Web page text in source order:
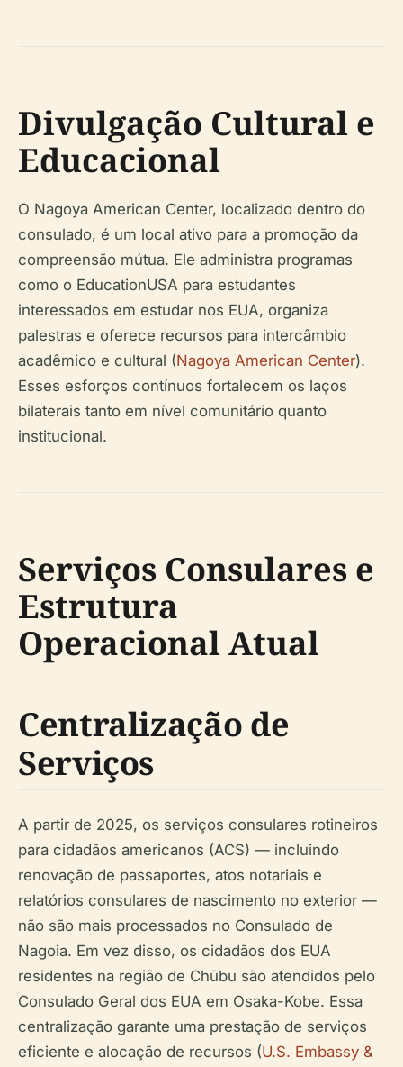
Divulgação Cultural e
Educacional
O Nagoya American Center, localizado dentro do
consulado, é um local ativo para a promoção da
compreensão mútua. Ele administra programas
como o EducationUSA para estudantes
interessados em estudar nos EUA, organiza
palestras e oferece recursos para intercâmbio
acadêmico e cultural (Nagoya American Center).
Esses esforços contínuos fortalecem os laços
bilaterais tanto em nível comunitário quanto
institucional.
Serviços Consulares e
Estrutura
Operacional Atual
Centralização de
Serviços
A partir de 2025, os serviços consulares rotineiros
para cidadãos americanos (ACS) — incluindo
renovação de passaportes, atos notariais e
relatórios consulares de nascimento no exterior —
não são mais processados no Consulado de
Nagoia. Em vez disso, os cidadãos dos EUA
residentes na região de Chūbu são atendidos pelo
Consulado Geral dos EUA em Osaka-Kobe. Essa
centralização garante uma prestação de serviços
eficiente e alocação de recursos (U.S. Embassy &